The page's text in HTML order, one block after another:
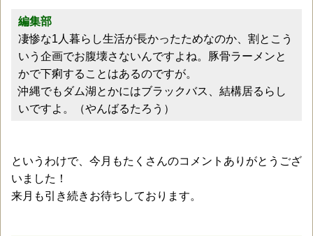
編集部
凄惨な1人暮らし生活が長かったためなのか、割とこう
いう企画でお腹壊さないんですよね。豚骨ラーメンと
かで下痢することはあるのですが。
沖縄でもダム湖とかにはブラックバス、結構居るらし
いですよ。（やんばるたろう）
というわけで、今月もたくさんのコメントありがとうござ
いました！
来月も引き続きお待ちしております。